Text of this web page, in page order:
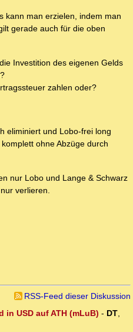
kann man erzielen, indem man
gerade auch für die oben
Investition des eigenen Gelds
zahlen oder?
eliminiert und Lobo-frei long
ohne Abzüge durch
nur Lobo und Lange & Schwarz
verlieren.
RSS-Feed dieser Diskussion
in USD auf ATH (mLuB) - DT,